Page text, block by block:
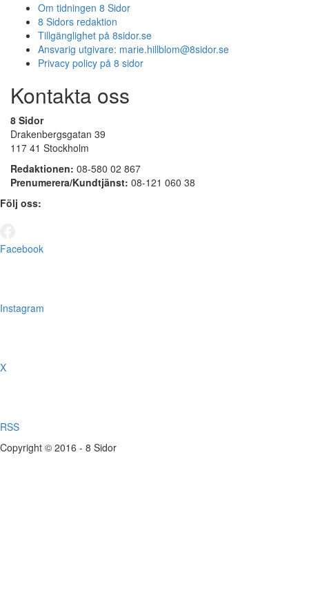
Om tidningen 8 Sidor
8 Sidors redaktion
Tillgänglighet på 8sidor.se
Ansvarig utgivare: marie.hillblom@8sidor.se
Privacy policy på 8 sidor
Kontakta oss
8 Sidor
Drakenbergsgatan 39
117 41 Stockholm
Redaktionen: 08-580 02 867
Prenumerera/Kundtjänst: 08-121 060 38
Följ oss:
Facebook
Instagram
X
RSS
Copyright © 2016 - 8 Sidor